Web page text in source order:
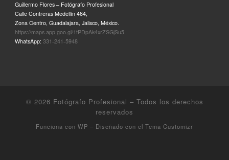
Guillermo Flores – Fotógrafo Profesional
Calle Contreras Medellín 464,
Zona Centro, Guadalajara, Jalisco, México.
https://maps.app.goo.gl/1tPDpAk4xrZSGjSu5
WhatsApp: 331-241-5948
© 2026 Fotógrafo Profesional – Todos los derechos
reservados
Funciona con WP – Diseñado con el Tema Customizr